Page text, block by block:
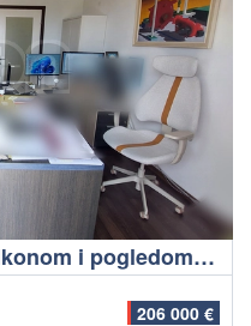
Kozala, etaža kuće sa balkonom i pogledom na more, parking!
206 000 €